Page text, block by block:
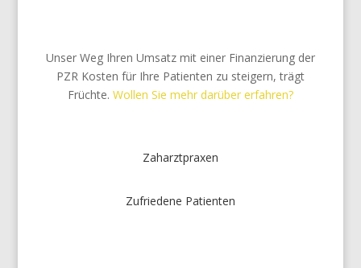
Unser Weg Ihren Umsatz mit einer Finanzierung der
PZR Kosten für Ihre Patienten zu steigern, trägt
Früchte. Wollen Sie mehr darüber erfahren?
Zaharztpraxen
Zufriedene Patienten